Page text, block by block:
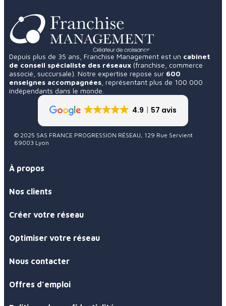
Depuis plus de 35 ans, Franchise Management est un cabinet
de conseil spécialiste des réseaux (franchise, commerce
associé, succursale). Notre expertise repose sur 600
enseignes accompagnées , représentant plus de 100 000
indépendants dans le monde.
4.9 57 avis
© 2025 SAS FRANCE PROGRESSION RÉSEAU, 129 Rue Servient
69003 Lyon
À propos
Nos clients
Créer votre réseau
Optimiser votre réseau
Nous contacter
Offres d’emploi